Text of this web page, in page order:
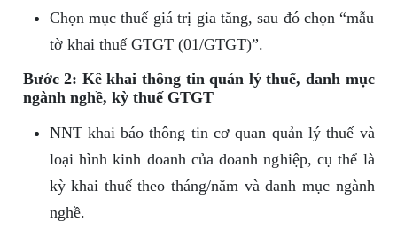
Chọn mục thuế giá trị gia tăng, sau đó chọn “mẫu
tờ khai thuế GTGT (01/GTGT)”.
Bước 2: Kê khai thông tin quản lý thuế, danh mục
ngành nghề, kỳ thuế GTGT
NNT khai báo thông tin cơ quan quản lý thuế và
loại hình kinh doanh của doanh nghiệp, cụ thể là
kỳ khai thuế theo tháng/năm và danh mục ngành
nghề.